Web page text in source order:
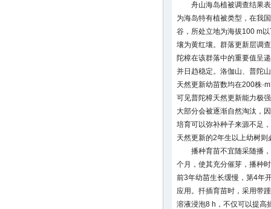
舟山海岛植被调查结果
为海岛特有植被类型，在我
谷，所处立地为海拔100 m
壤为黄红壤。群落更新层调
陀樟在该群落中的重要值呈
并日趋稳定。洛伽山、普陀
天然更新幼苗数均在200株·m
可见普陀樟天然更新能力极
大部分会被逐渐自然淘汰，
培育可以弥补种子来源不足
天然更新的2年生以上幼树
播种育苗不宜随采随播
个月，使其充分催芽，播种
前3年幼苗生长缓慢，第4年
应用。扦插育苗时，采用带
溶液浸泡8 h，不仅可以提高